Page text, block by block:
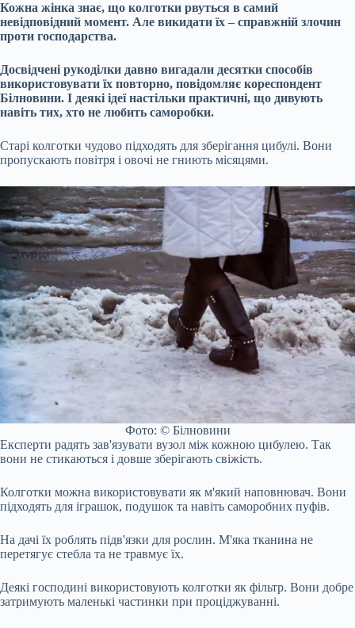
Кожна жінка знає, що колготки рвуться в самий
невідповідний момент. Але викидати їх – справжній злочин
проти господарства.
Досвідчені рукоділки давно вигадали десятки способів
використовувати їх повторно, повідомляє кореспондент
Білновини. І деякі ідеї настільки практичні, що дивують
навіть тих, хто не любить саморобки.
Старі колготки чудово підходять для зберігання цибулі. Вони
пропускають повітря і овочі не гниють місяцями.
Фото: © Білновини
Експерти радять зав'язувати вузол між кожною цибулею. Так
вони не стикаються і довше зберігають свіжість.
Колготки можна використовувати як м'який наповнювач. Вони
підходять для іграшок, подушок та навіть саморобних пуфів.
На дачі їх роблять підв'язки для рослин. М'яка тканина не
перетягує стебла та не травмує їх.
Деякі господині використовують колготки як фільтр. Вони добре
затримують маленькі частинки при проціджуванні.